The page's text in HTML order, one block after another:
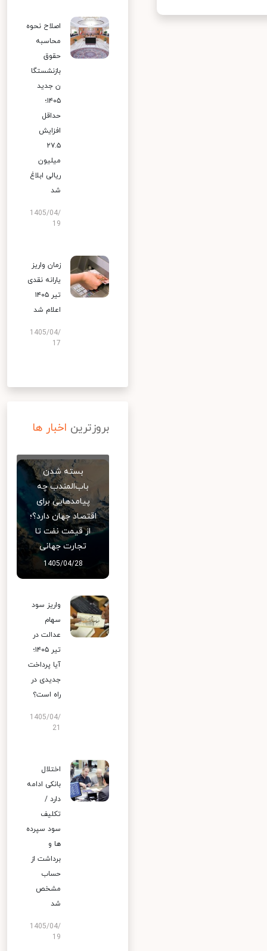
اصلاح نحوه
محاسبه
حقوق
بازنشستگا
ن جدید
۱۴۰۵؛
حداقل
افزایش
۲۷.۵
میلیون
ریالی ابلاغ
شد
1405/04/
19
زمان واریز
یارانه نقدی
تیر ۱۴۰۵
اعلام شد
1405/04/
17
بروزترین اخبار ها
بسته شدن
باب‌المندب چه
پیامدهایی برای
اقتصاد جهان دارد؟؛
از قیمت نفت تا
تجارت جهانی
1405/04/28
واریز سود
سهام
عدالت در
تیر ۱۴۰۵؛
آیا پرداخت
جدیدی در
راه است؟
1405/04/
اختلال
بانکی ادامه
دارد /
تکلیف
سود سپرده
ها و
برداشت از
حساب
مشخص
شد
1405/04/
19